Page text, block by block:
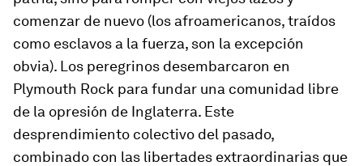
comenzar de nuevo (los afroamericanos, traídos
como esclavos a la fuerza, son la excepción
obvia). Los peregrinos desembarcaron en
Plymouth Rock para fundar una comunidad libre
de la opresión de Inglaterra. Este
desprendimiento colectivo del pasado,
combinado con las libertades extraordinarias que